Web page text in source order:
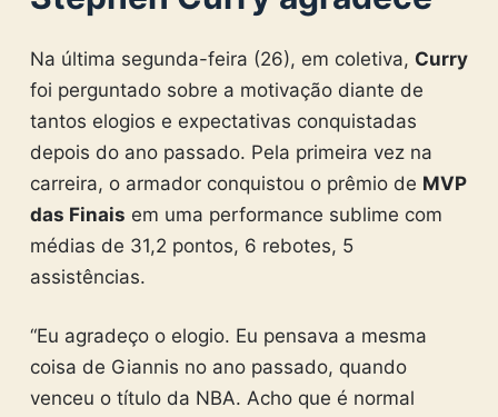
Na última segunda-feira (26), em coletiva, Curry
foi perguntado sobre a motivação diante de
tantos elogios e expectativas conquistadas
depois do ano passado. Pela primeira vez na
carreira, o armador conquistou o prêmio de MVP
das Finais em uma performance sublime com
médias de 31,2 pontos, 6 rebotes, 5
assistências.
“Eu agradeço o elogio. Eu pensava a mesma
coisa de Giannis no ano passado, quando
venceu o título da NBA. Acho que é normal